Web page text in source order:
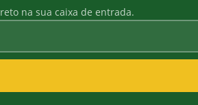
na sua caixa de entrada.